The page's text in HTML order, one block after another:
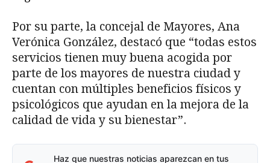
Por su parte, la concejal de Mayores, Ana
Verónica González, destacó que “todas estos
servicios tienen muy buena acogida por
parte de los mayores de nuestra ciudad y
cuentan con múltiples beneficios físicos y
psicológicos que ayudan en la mejora de la
calidad de vida y su bienestar”.
Haz que nuestras noticias aparezcan en tus